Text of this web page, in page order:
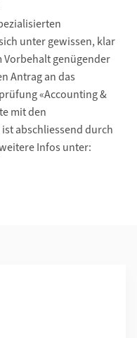
unter gewissen, klar
genügender
Antrag an das
«Accounting &
mit den
abschliessend durch
Infos unter: